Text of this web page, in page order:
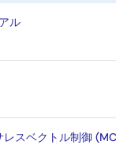
ル
スベクトル制御